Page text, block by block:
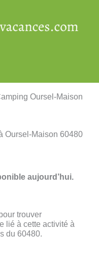
Oursel-Maison
Oursel-Maison 60480
aujourd’hui.
trouver
lié à cette activité à
du 60480.